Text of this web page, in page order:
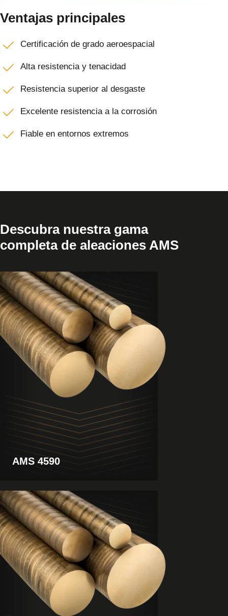
Ventajas principales
Certificación de grado aeroespacial
Alta resistencia y tenacidad
Resistencia superior al desgaste
Excelente resistencia a la corrosión
Fiable en entornos extremos
Descubra nuestra gama
completa de aleaciones AMS
Ver
producto
AMS 4590
Ver
producto